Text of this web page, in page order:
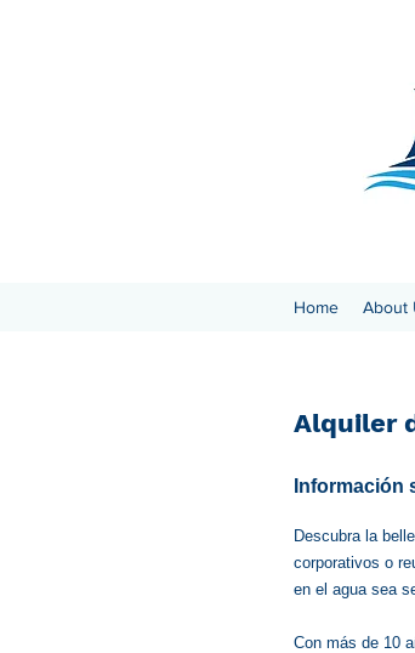
Home About
Alquiler
Información
Descubra la
corporativos o
en el agua sea
Con más de 10